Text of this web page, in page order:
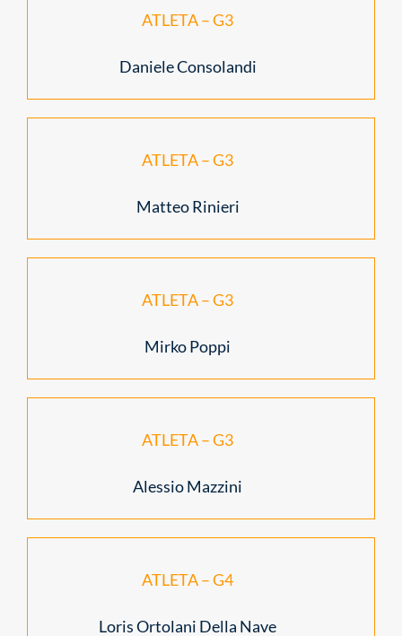
ATLETA – G3
Daniele Consolandi
ATLETA – G3
Matteo Rinieri
ATLETA – G3
Mirko Poppi
ATLETA – G3
Alessio Mazzini
ATLETA – G4
Loris Ortolani Della Nave